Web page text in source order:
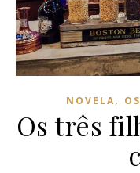
NOVELA,
Os três